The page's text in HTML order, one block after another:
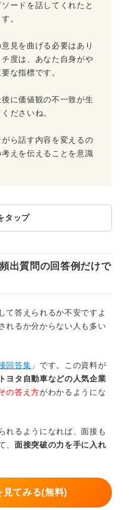
ードを話してくれたと
。
見を曲げる必要はあり
度は、あなた自身がや
な指標です。
に価値観の不一致が生
ださいね。
ら話す内容を変えるの
えを伝えることを意識
タップ
出質問の回答例だけで
て答えられるか不安ですよ
れるか分からない人も多い
回答集 」です。この資料が
ヨタ自動車などの人気企業
の答え方がわかるようにな
れるようになれば、面接も
、面接突破の力を手に入れ
見てみる(無料)